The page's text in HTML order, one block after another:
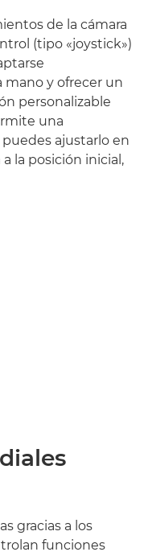
de la cámara
(tipo «joystick»)
mano y ofrecer un
personalizable
una
ajustarlo en
la posición inicial,
gracias a los
funciones